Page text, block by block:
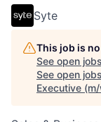
Syte
This job is
See open
See open
Executive